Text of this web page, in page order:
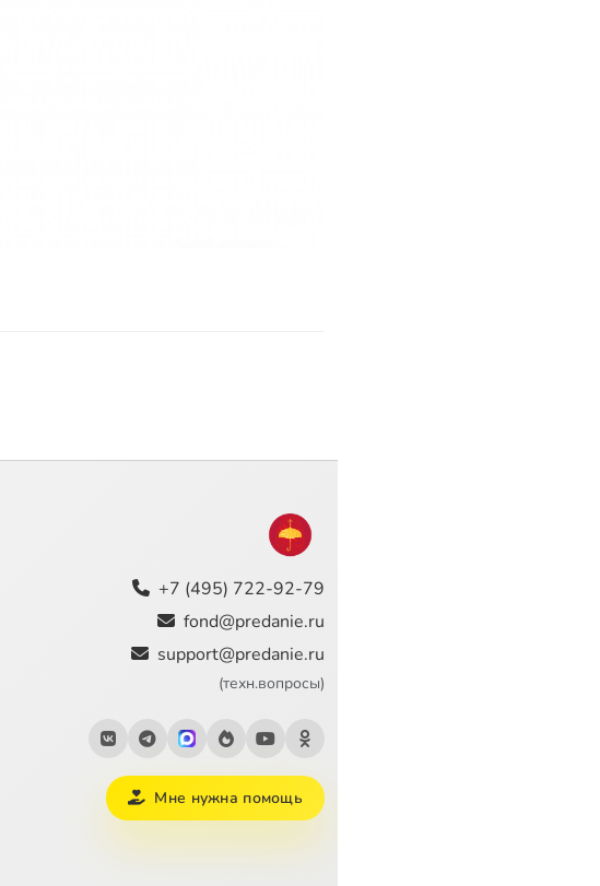
+7 (495) 722-92-79
fond@predanie.ru
support@predanie.ru
(техн.вопросы)
Мне нужна помощь